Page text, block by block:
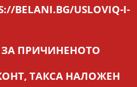
USLOVIQ-I-
ПРИЧИНЕНОТО
ТАКСА НАЛОЖЕН